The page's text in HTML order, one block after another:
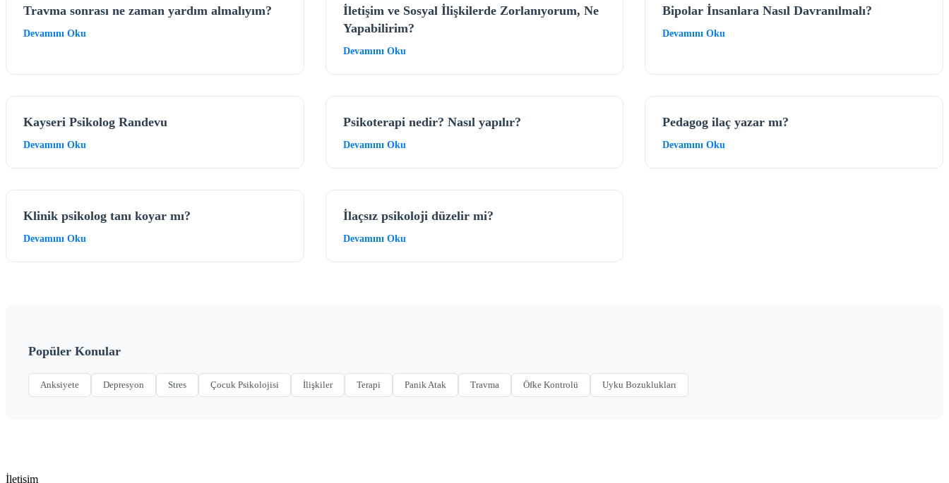
Travma sonrası ne zaman yardım almalıyım?
Devamını Oku
İletişim ve Sosyal İlişkilerde Zorlanıyorum, Ne
Yapabilirim?
Devamını Oku
Bipolar İnsanlara Nasıl Davranılmalı?
Devamını Oku
Kayseri Psikolog Randevu
Devamını Oku
Psikoterapi nedir? Nasıl yapılır?
Devamını Oku
Pedagog ilaç yazar mı?
Devamını Oku
Klinik psikolog tanı koyar mı?
Devamını Oku
İlaçsız psikoloji düzelir mi?
Devamını Oku
Popüler Konular
Anksiyete Depresyon Stres Çocuk Psikolojisi İlişkiler Terapi Panik Atak Travma Öfke Kontrolü Uyku Bozuklukları
İletişim